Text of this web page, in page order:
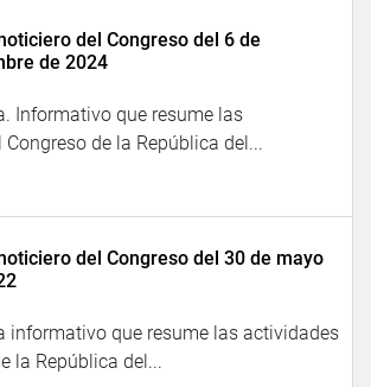
del Congreso del 6 de
de 2024
Informativo que resume las
de la República del...
del Congreso del 30 de mayo
informativo que resume las actividades
la República del...